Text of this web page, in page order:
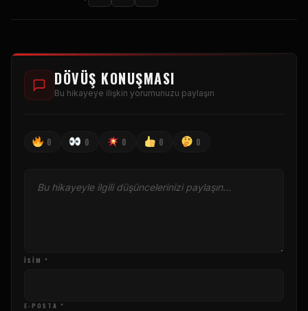
DÖVÜŞ KONUŞMASI
Bu hikayeye ilişkin yorumunuzu paylaşın
0 0 0 0 0
İSIM *
E-POSTA *